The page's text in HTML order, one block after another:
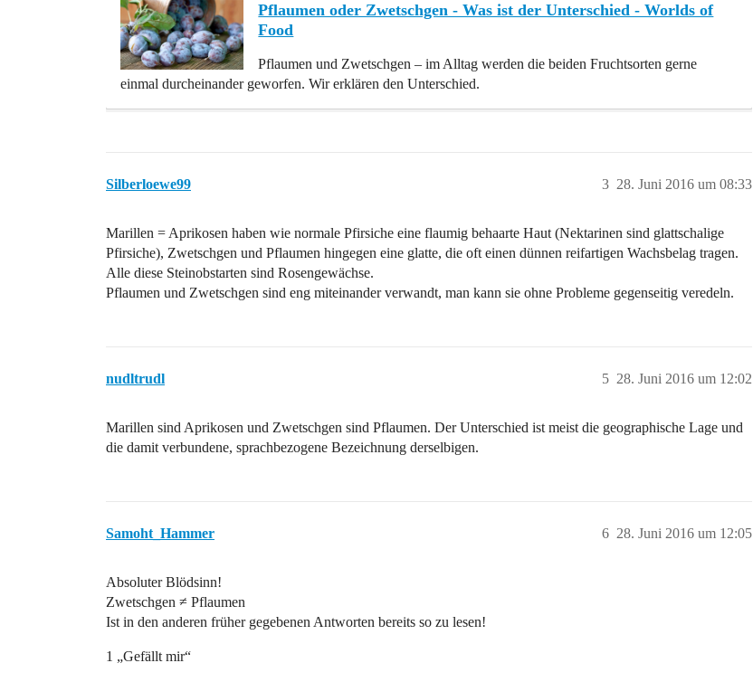
Pflaumen oder Zwetschgen - Was ist der Unterschied - Worlds of
Food
Pflaumen und Zwetschgen – im Alltag werden die beiden Fruchtsorten gerne
einmal durcheinander geworfen. Wir erklären den Unterschied.
Silberloewe99 28. Juni 2016 um 08:33
3
Marillen = Aprikosen haben wie normale Pfirsiche eine flaumig behaarte Haut (Nektarinen sind glattschalige
Pfirsiche), Zwetschgen und Pflaumen hingegen eine glatte, die oft einen dünnen reifartigen Wachsbelag tragen.
Alle diese Steinobstarten sind Rosengewächse.
Pflaumen und Zwetschgen sind eng miteinander verwandt, man kann sie ohne Probleme gegenseitig veredeln.
nudltrudl 28. Juni 2016 um 12:02
5
Marillen sind Aprikosen und Zwetschgen sind Pflaumen. Der Unterschied ist meist die geographische Lage und
die damit verbundene, sprachbezogene Bezeichnung derselbigen.
Samoht_Hammer 28. Juni 2016 um 12:05
6
Absoluter Blödsinn!
Zwetschgen ≠ Pflaumen
Ist in den anderen früher gegebenen Antworten bereits so zu lesen!
1 „Gefällt mir“